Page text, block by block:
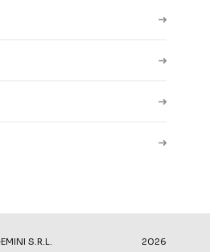
S.R.L. 2026